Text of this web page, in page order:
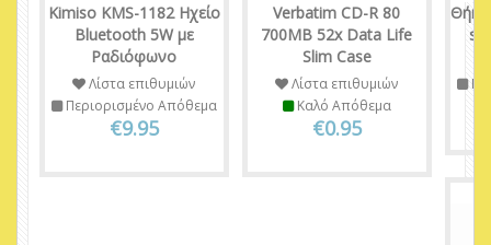
Kimiso KMS-1182 Ηχείο
Bluetooth 5W με
Ραδιόφωνο
Λίστα επιθυμιών
Περιορισμένο Απόθεμα
€9.95
Verbatim CD-R 80
700MB 52x Data Life
Slim Case
Λίστα επιθυμιών
Καλό Απόθεμα
€0.95